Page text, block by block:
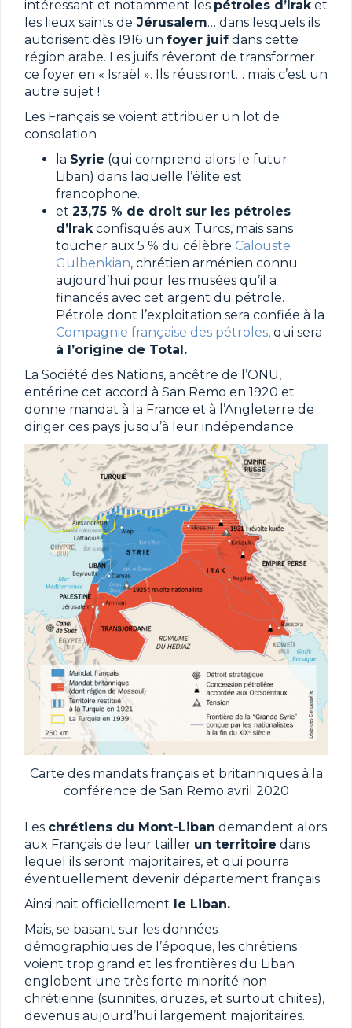
intéressant et notamment les pétroles d’Iraket
les lieux saints de Jérusalem… dans lesquels ils
autorisent dès 1916 un foyer juif dans cette
région arabe. Les juifs rêveront de transformer
ce foyer en « Israël ». Ils réussiront… mais c’est un
autre sujet !
Les Français se voient attribuer un lot de
consolation :
la Syrie (qui comprend alors le futur
Liban) dans laquelle l’élite est
francophone.
et 23,75 % de droit sur les pétroles
d’Irakconfisqués aux Turcs, mais sans
toucher aux 5 % du célèbre Calouste
Gulbenkian, chrétien arménien connu
aujourd’hui pour les musées qu’il a
financés avec cet argent du pétrole.
Pétrole dont l’exploitation sera confiée à la
Compagnie française des pétroles, qui sera
à l’origine de Total.
La Société des Nations, ancêtre de l’ONU,
entérine cet accord à San Remo en 1920 et
donne mandat à la France et à l’Angleterre de
diriger ces pays jusqu’à leur indépendance.
Carte des mandats français et britanniques à la
conférence de San Remo avril 2020
Les chrétiens du Mont-Liban demandent alors
aux Français de leur tailler un territoire dans
lequel ils seront majoritaires, et qui pourra
éventuellement devenir département français.
Ainsi nait officiellement le Liban.
Mais, se basant sur les données
démographiques de l’époque, les chrétiens
voient trop grand et les frontières du Liban
englobent une très forte minorité non
chrétienne (sunnites, druzes, et surtout chiites),
devenus aujourd’hui largement majoritaires.